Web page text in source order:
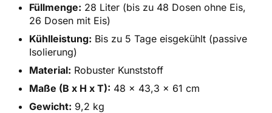
Füllmenge: 28 Liter (bis zu 48 Dosen ohne Eis,
26 Dosen mit Eis)
Kühlleistung: Bis zu 5 Tage eisgekühlt (passive
Isolierung)
Material: Robuster Kunststoff
Maße (B x H x T): 48 x 43,3 x 61 cm
Gewicht: 9,2 kg